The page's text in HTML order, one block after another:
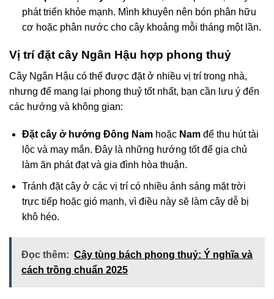
phát triển khỏe mạnh. Mình khuyên nên bón phân hữu
cơ hoặc phân nước cho cây khoảng mỗi tháng một lần.
Vị trí đặt cây Ngân Hậu hợp phong thuỷ
Cây Ngân Hậu có thể được đặt ở nhiều vị trí trong nhà,
nhưng để mang lại phong thuỷ tốt nhất, bạn cần lưu ý đến
các hướng và không gian:
Đặt cây ở hướng Đông Namhoặc Namđể thu hút tài
lộc và may mắn. Đây là những hướng tốt để gia chủ
làm ăn phát đạt và gia đình hòa thuận.
Tránh đặt cây ở các vị trí có nhiều ánh sáng mặt trời
trực tiếp hoặc gió mạnh, vì điều này sẽ làm cây dễ bị
khô héo.
Đọc thêm: Cây tùng bách phong thuỷ: Ý nghĩa và
cách trồng chuẩn 2025